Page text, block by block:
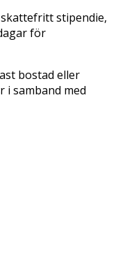
stipendie,
för
bostad eller
samband med